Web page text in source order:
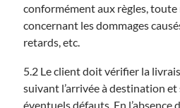
conformément aux règles,
concernant les dommages
retards, etc.
5.2 Le client doit vérifier la
suivant l’arrivée à destination
éventuels défauts. En